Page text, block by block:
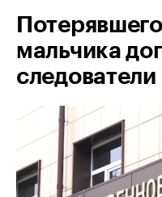
мальчика
следователи